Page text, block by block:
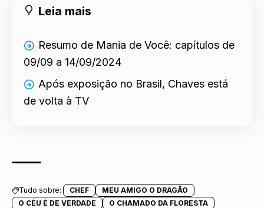
Leia mais
Resumo de Mania de Você: capítulos de
09/09 a 14/09/2024
Após exposição no Brasil, Chaves está
de volta à TV
Tudo sobre: CHEF
MEU AMIGO O DRAGÃO
O CÉU É DE VERDADE
O CHAMADO DA FLORESTA